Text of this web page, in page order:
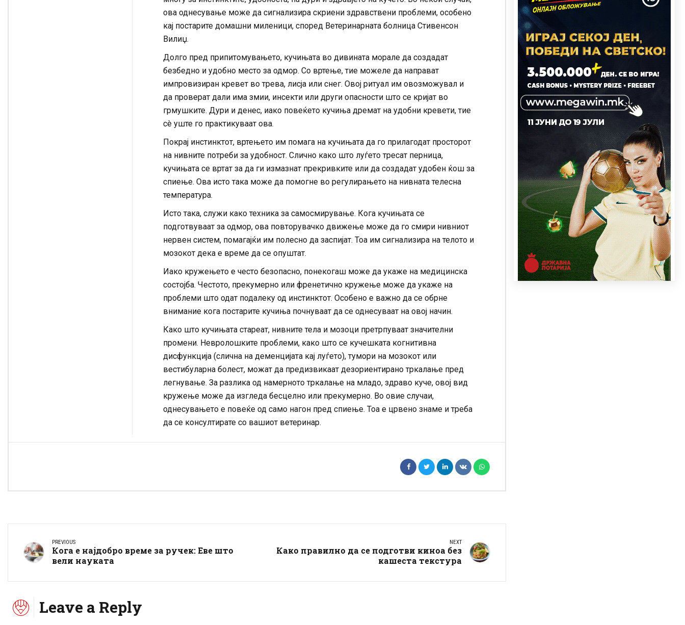
ова однесување може да сигнализира скриени здравствени проблеми, особено
кај постарите домашни миленици, според Ветеринарната болница Стивенсон
Вилиџ.
Долго пред припитомувањето, кучињата во дивината морале да создадат
безбедно и удобно место за одмор. Со вртење, тие можеле да направат
импровизиран кревет во трева, лисја или снег. Овој ритуал им овозможувал и
да проверат дали има змии, инсекти или други опасности што се кријат во
грмушките. Дури и денес, иако повеќето кучиња дремат на удобни кревети, тие
сè уште го практикуваат ова.
Покрај инстинктот, вртењето им помага на кучињата да го прилагодат просторот
на нивните потреби за удобност. Слично како што луѓето тресат перница,
кучињата се вртат за да ги измазнат прекривките или да создадат удобен ќош за
спиење. Ова исто така може да помогне во регулирањето на нивната телесна
температура.
Исто така, служи како техника за самосмирување. Кога кучињата се
подготвуваат за одмор, ова повторувачко движење може да го смири нивниот
нервен систем, помагајќи им полесно да заспијат. Тоа им сигнализира на телото и
мозокот дека е време да се опуштат.
Иако кружењето е често безопасно, понекогаш може да укаже на медицинска
состојба. Честото, прекумерно или френетично кружење може да укаже на
проблеми што одат подалеку од инстинктот. Особено е важно да се обрне
внимание кога постарите кучиња почнуваат да се однесуваат на овој начин.
Како што кучињата стареат, нивните тела и мозоци претрпуваат значителни
промени. Невролошките проблеми, како што се кучешката когнитивна
дисфункција (слична на деменцијата кај луѓето), тумори на мозокот или
вестибуларна болест, можат да предизвикаат дезориентирано тркалање пред
легнување. За разлика од намерното тркалање на младо, здраво куче, овој вид
кружење може да изгледа бесцелно или прекумерно. Во овие случаи,
однесувањето е повеќе од само нагон пред спиење. Тоа е црвено знаме и треба
да се консултирате со вашиот ветеринар.
PREVIOUS
Кога е најдобро време за ручек: Еве што
вели науката
NEXT
Како правилно да се подготви киноа без
кашеста текстура
Leave a Reply